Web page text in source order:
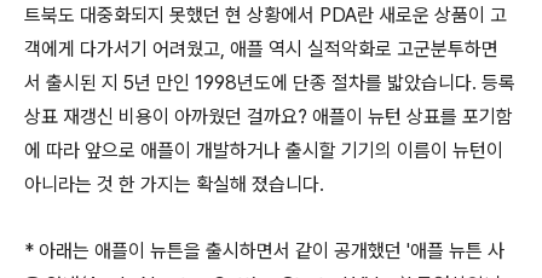
트북도 대중화되지 못했던 현 상황에서 PDA란 새로운 상품이 고
객에게 다가서기 어려웠고, 애플 역시 실적악화로 고군분투하면
서 출시된 지 5년 만인 1998년도에 단종 절차를 밟았습니다. 등록
상표 재갱신 비용이 아까웠던 걸까요? 애플이 뉴턴 상표를 포기함
에 따라 앞으로 애플이 개발하거나 출시할 기기의 이름이 뉴턴이
아니라는 것 한 가지는 확실해 졌습니다.
* 아래는 애플이 뉴튼을 출시하면서 같이 공개했던 '애플 뉴튼 사